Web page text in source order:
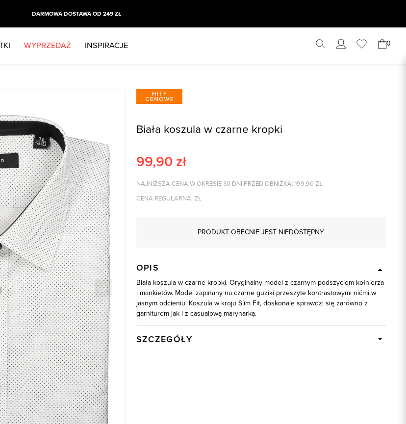
DARMOWA DOSTAWA OD 249 ZŁ
WYPRZEDAŻ INSPIRACJE 0
Biała koszula w czarne kropki
99,90 zł
NAJNIŻSZA CENA W OKRESIE 30 DNI PRZED OBNIŻKĄ: 199,90 ZŁ
CENA REGULARNA: ZŁ
PRODUKT OBECNIE JEST NIEDOSTĘPNY
OPIS
Biała koszula w czarne kropki. Oryginalny model z czarnym podszyciem kołnierza
i mankietów. Model zapinany na czarne guziki przeszyte kontrastowymi nićmi w
jasnym odcieniu. Koszula w kroju Slim Fit, doskonale sprawdzi się zarówno z
garniturem jak i z casualową marynarką.
SZCZEGÓŁY